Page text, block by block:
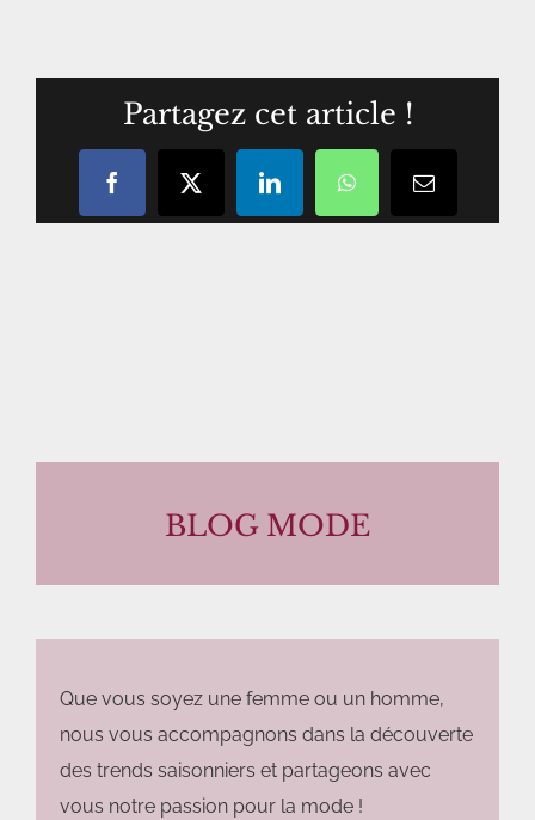
Partagez cet article !
FacebookX LinkedInWhatsAppCourriel
/
BLOG MODE
Que vous soyez une femme ou un homme,
nous vous accompagnons dans la découverte
des trends saisonniers et partageons avec
vous notre passion pour la mode !